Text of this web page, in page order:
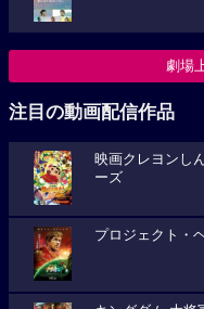
劇場
注目の動画配信作品
映画クレヨンし
ーズ
プロジェクト・